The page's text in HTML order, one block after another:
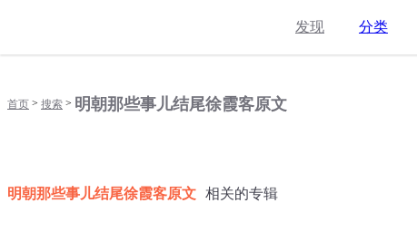
发现 分类
首页 > 搜索 > 明朝那些事儿结尾徐霞客原文
明朝那些事儿结尾徐霞客原文 相关的专辑